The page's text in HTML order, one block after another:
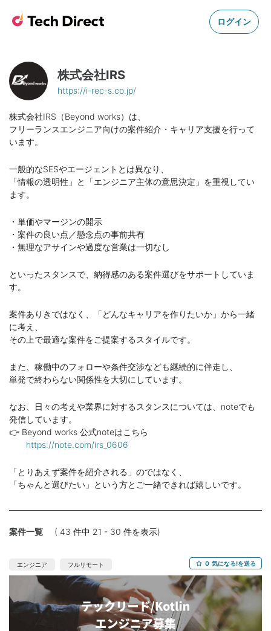
ログイン
株式会社IRS
https://i-rec-s.co.jp/
株式会社IRS（Beyond works）は、
フリーランスエンジニア向けの案件紹介・キャリア支援を行って
います。
一般的なSESやエージェントとは異なり、
「情報の透明性」と「エンジニア主体の意思決定」を重視してい
ます。
・単価やマージンの開示
・案件の良い点／懸念点の事前共有
・無理なアサインや過度な営業は一切なし
といったスタンスで、納得感のある案件選びをサポートしていま
す。
案件ありきではなく、「どんなキャリアを作りたいか」から一緒
に考え、
その上で最適な案件をご提案するスタイルです。
また、稼働中のフォローや条件交渉なども継続的に伴走し、
単発で終わらない関係性を大切にしています。
なお、日々の考えや業界に対するスタンスについては、noteでも
発信しています。
👉 Beyond works 公式noteはこちら
https://note.com/irs_0606
「とりあえず案件を紹介される」のではなく、
「ちゃんと選びたい」という方とご一緒できれば嬉しいです。
案件一覧 ( 43 件中 21 - 30 件を表示)
エンジニア フルリモート 0 気になる!を送る